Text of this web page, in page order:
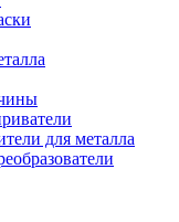
для металла